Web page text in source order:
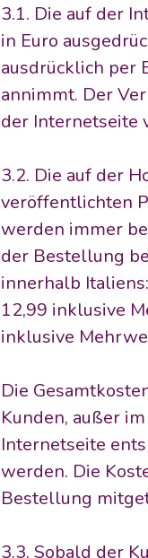
3.1. Die auf der
in Euro
ausdrücklich per
annimmt. Der
der Internetseite
3.2. Die auf der
veröffentlichten
werden immer
der Bestellung
innerhalb
12,99 inklusive
inklusive
Die
Kunden, außer
Internetseite
werden. Die
Bestellung
3.3. Sobald der